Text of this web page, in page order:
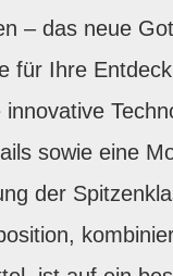
– das neue
für Ihre
sowie eine
der